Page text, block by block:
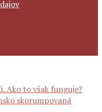
Ako to však funguje?
skorumpovaná